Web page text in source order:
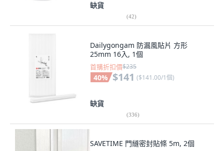
缺貨
(42)
Dailygongam 防漏風貼片 方形
25mm 16入, 1個
首購折扣價$235
40% $141 ($141.00/1個)
缺貨
(336)
SAVETIME 門縫密封貼條 5m, 2個